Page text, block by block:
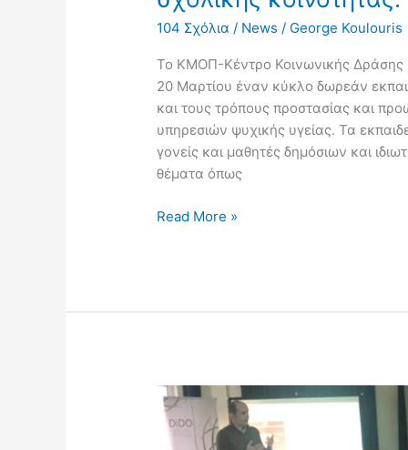
104 Σχόλια / News / George Koulouris
Το ΚΜΟΠ-Κέντρο Κοινωνικής Δράσης
20 Μαρτίου έναν κύκλο δωρεάν
και τους τρόπους προστασίας και
υπηρεσιών ψυχικής υγείας. Τα
γονείς και μαθητές δημόσιων και
θέματα όπως
Read More »
Εκπαιδευτικά
σεμινάρια
για